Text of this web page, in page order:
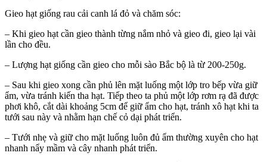
Gieo hạt giống rau cải canh lá đỏ và chăm sóc:
– Khi gieo hạt cần gieo thành từng nắm nhỏ và gieo đi, gieo lại vài
lần cho đều.
– Lượng hạt giống cần gieo cho mỗi sào Bắc bộ là từ 200-250g.
– Sau khi gieo xong cần phủ lên mặt luống một lớp tro bếp vừa giữ
ẩm, vừa tránh kiến tha hạt. Tiếp theo ta phủ một lớp rơm rạ đã được
phơi khô, cắt dài khoảng 5cm để giữ ẩm cho hạt, tránh xô hạt khi ta
tưới sau này và nhằm hạn chế cỏ dại phát triển.
– Tưới nhẹ và giữ cho mặt luống luôn đủ ẩm thường xuyên cho hạt
nhanh nẩy mầm và cây nhanh phát triển.